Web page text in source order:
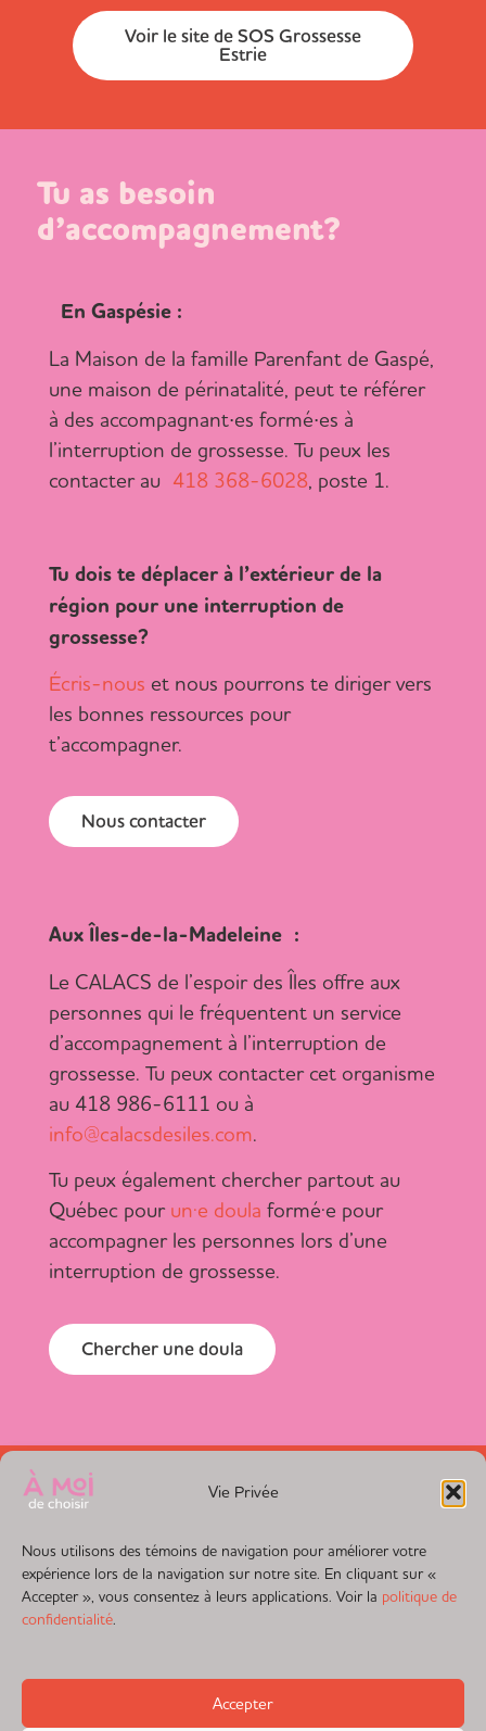
Vie Privée
Nous utilisons des témoins de navigation pour améliorer votre
expérience lors de la navigation sur notre site. En cliquant sur «
Accepter », vous consentez à leurs applications. Voir la politique de
confidentialité.
Accepter
Voir le site de SOS Grossesse
Estrie
Tu as besoin
d’accompagnement?
En Gaspésie :
La Maison de la famille Parenfant de Gaspé,
une maison de périnatalité, peut te référer
à des accompagnant∙es formé∙es à
l’interruption de grossesse. Tu peux les
contacter au 418 368-6028, poste 1.
Tu dois te déplacer à l’extérieur de la
région pour une interruption de
grossesse?
Écris-nous et nous pourrons te diriger vers
les bonnes ressources pour
t’accompagner.
Nous contacter
Aux Îles-de-la-Madeleine :
Le CALACS de l’espoir des Îles offre aux
personnes qui le fréquentent un service
d’accompagnement à l’interruption de
grossesse. Tu peux contacter cet organisme
au 418 986-6111 ou à
info@calacsdesiles.com.
Tu peux également chercher partout au
Québec pour un·e doula formé·e pour
accompagner les personnes lors d’une
interruption de grossesse.
Chercher une doula